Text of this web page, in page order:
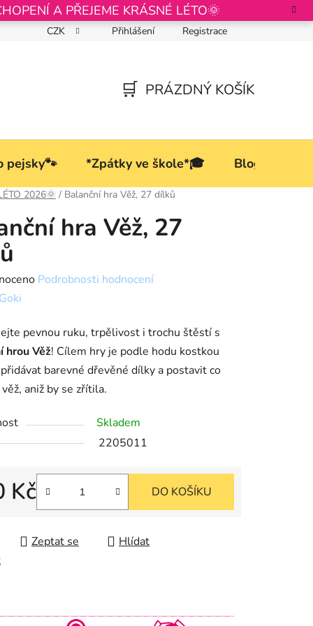
A PŘEJEME KRÁSNÉ LÉTO🌞
Podmínky ochrany osobních údajů
CZK Přihlášení Registrace
KOŠÍK
PRÁZDNÝ KOŠÍK
pejsky🐾 *Zpátky ve škole*🎓 Blog
2026🌞 / Balanční hra Věž, 27 dílků
hra Věž, 27
Podrobnosti hodnocení
Goki
pevnou ruku, trpělivost i trochu štěstí s
hrou Věž! Cílem hry je podle hodu kostkou
barevné dřevěné dílky a postavit co
aniž by se zřítila.
Skladem
2205011
Kč DO KOŠÍKU
Zeptat se
Hlídat